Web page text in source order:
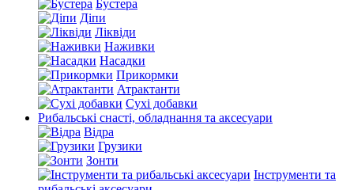
Бустера
Діпи
Ліквіди
Наживки
Насадки
Прикормки
Атрактанти
Сухі добавки
Рибальські снасті, обладнання та аксесуари
Відра
Грузики
Зонти
Інструменти та